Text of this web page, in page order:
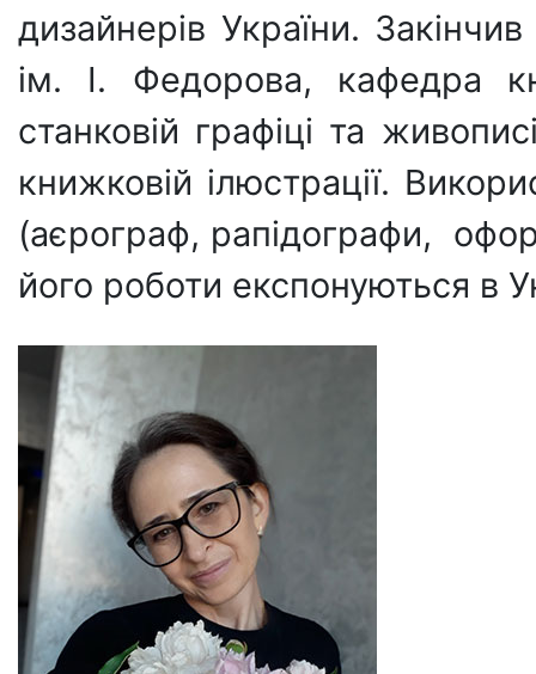
дизайнерів України.
ім. І. Федорова, кафедра
станковій графіці та
книжковій ілюстрації.
(аєрограф, рапідографи,
його роботи експонуються в